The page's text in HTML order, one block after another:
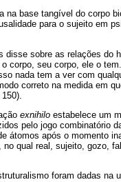
na base tangível do corpo
para o sujeito em
disse sobre as relações do
corpo, seu corpo, ele o
nada tem a ver com
correto na medida em
exnihilo estabelece um
pelo jogo combinatório
átomos após o momento
qual real, sujeito, gozo,
foram dadas na